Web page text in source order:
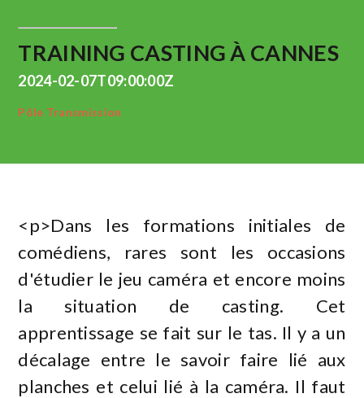
TRAINING CASTING À CANNES
2024-02-07T09:00:00Z
Pôle Transmission
<p>Dans les formations initiales de
comédiens, rares sont les occasions
d'étudier le jeu caméra et encore moins
la situation de casting. Cet
apprentissage se fait sur le tas. Il y a un
décalage entre le savoir faire lié aux
planches et celui lié à la caméra. Il faut